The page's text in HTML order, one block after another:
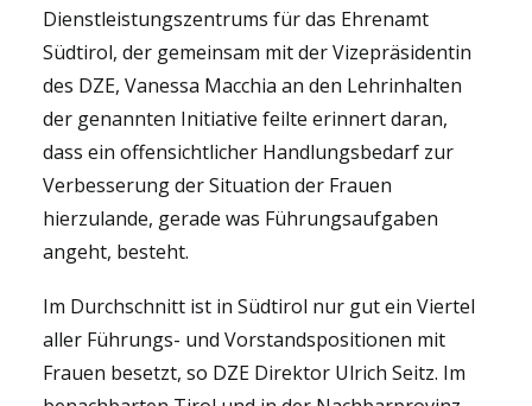
Dienstleistungszentrums für das Ehrenamt
Südtirol, der gemeinsam mit der Vizepräsidentin
des DZE, Vanessa Macchia an den Lehrinhalten
der genannten Initiative feilte erinnert daran,
dass ein offensichtlicher Handlungsbedarf zur
Verbesserung der Situation der Frauen
hierzulande, gerade was Führungsaufgaben
angeht, besteht.
Im Durchschnitt ist in Südtirol nur gut ein Viertel
aller Führungs- und Vorstandspositionen mit
Frauen besetzt, so DZE Direktor Ulrich Seitz. Im